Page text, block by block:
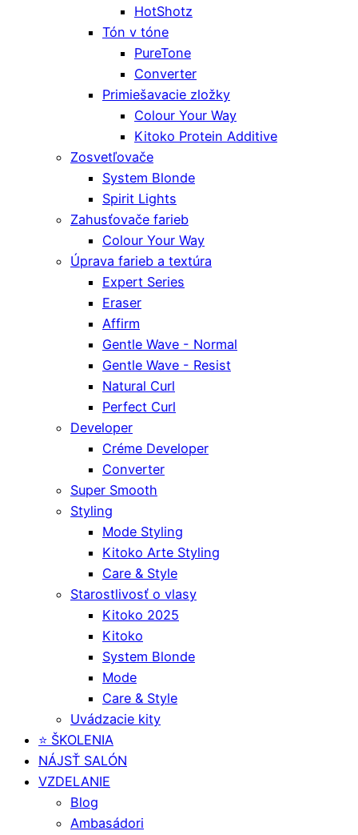
HotShotz
Tón v tóne
PureTone
Converter
Primiešavacie zložky
Colour Your Way
Kitoko Protein Additive
Zosvetľovače
System Blonde
Spirit Lights
Zahusťovače farieb
Colour Your Way
Úprava farieb a textúra
Expert Series
Eraser
Affirm
Gentle Wave - Normal
Gentle Wave - Resist
Natural Curl
Perfect Curl
Developer
Créme Developer
Converter
Super Smooth
Styling
Mode Styling
Kitoko Arte Styling
Care & Style
Starostlivosť o vlasy
Kitoko 2025
Kitoko
System Blonde
Mode
Care & Style
Uvádzacie kity
⭐️ ŠKOLENIA
NÁJSŤ SALÓN
VZDELANIE
Blog
Ambasádori